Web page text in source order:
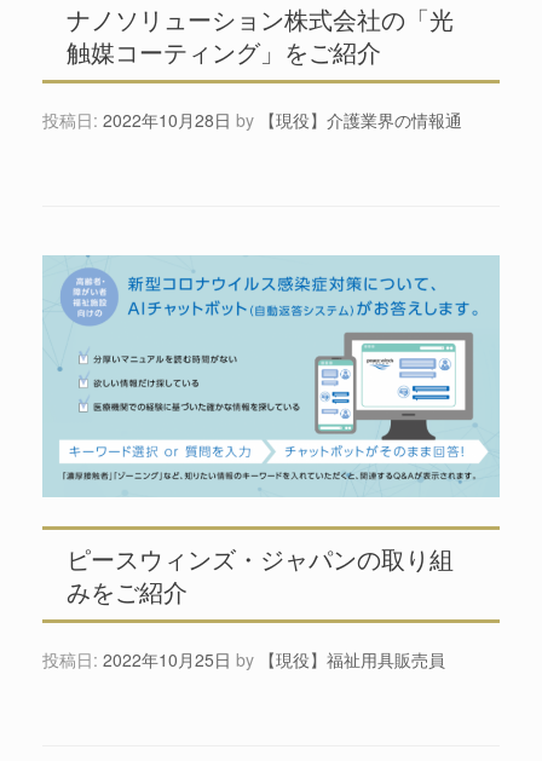
ナノソリューション株式会社の「光
触媒コーティング」をご紹介
投稿日: 2022年10月28日 by 【現役】介護業界の情報通
ピースウィンズ・ジャパンの取り組
みをご紹介
投稿日: 2022年10月25日 by 【現役】福祉用具販売員